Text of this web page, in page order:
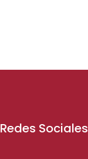
Redes Sociales